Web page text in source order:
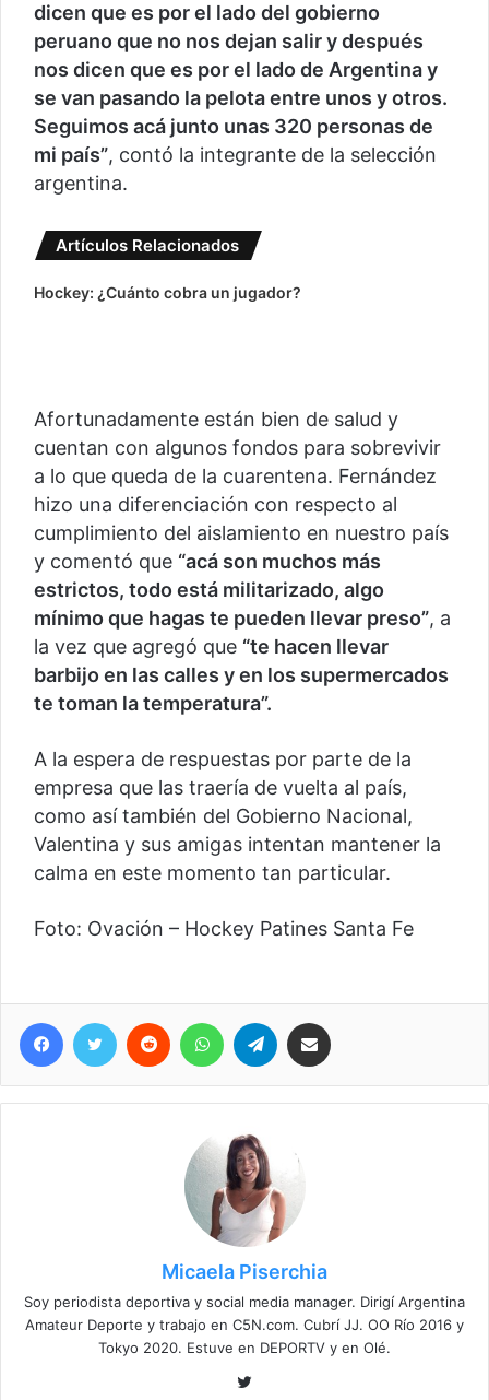
dicen que es por el lado del gobierno
peruano que no nos dejan salir y después
nos dicen que es por el lado de Argentina y
se van pasando la pelota entre unos y otros.
Seguimos acá junto unas 320 personas de
mi país”, contó la integrante de la selección
argentina.
Artículos Relacionados
Hockey: ¿Cuánto cobra un jugador?
Afortunadamente están bien de salud y
cuentan con algunos fondos para sobrevivir
a lo que queda de la cuarentena. Fernández
hizo una diferenciación con respecto al
cumplimiento del aislamiento en nuestro país
y comentó que “acá son muchos más
estrictos, todo está militarizado, algo
mínimo que hagas te pueden llevar preso”, a
la vez que agregó que “te hacen llevar
barbijo en las calles y en los supermercados
te toman la temperatura”.
A la espera de respuestas por parte de la
empresa que las traería de vuelta al país,
como así también del Gobierno Nacional,
Valentina y sus amigas intentan mantener la
calma en este momento tan particular.
Foto: Ovación – Hockey Patines Santa Fe
Facebook
Twitter Reddit WhatsAppTelegram
Micaela Piserchia
Soy periodista deportiva y social media manager. Dirigí Argentina
Amateur Deporte y trabajo en C5N.com. Cubrí JJ. OO Río 2016 y
Tokyo 2020. Estuve en DEPORTV y en Olé.
Twitter